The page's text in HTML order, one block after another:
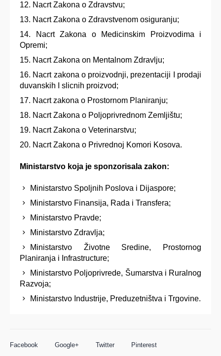
Nacrt Zakona o Zdravstvu;
Nacrt Zakona o Zdravstvenom osiguranju;
Nacrt Zakona o Medicinskim Proizvodima i
Opremi;
Nacrt Zakona on Mentalnom Zdravlju;
Nacrt zakona o proizvodnji, prezentaciji I prodaji
duvanskih I slicnih proizvod;
Nacrt zakona o Prostornom Planiranju;
Nacrt Zakona o Poljoprivrednom Zemljištu;
Nacrt Zakona o Veterinarstvu;
Nacrt Zakona o Privrednoj Komori Kosova.
Ministarstvo koja je sponzorisala zakon:
Ministarstvo Spoljnih Poslova i Dijaspore;
Ministarstvo Finansija, Rada i Transfera;
Ministarstvo Pravde;
Ministarstvo Zdravlja;
Ministarstvo Životne Sredine, Prostornog
Planiranja i Infrastructure;
Ministarstvo Poljoprivrede, Šumarstva i Ruralnog
Razvoja;
Ministarstvo Industrije, Preduzetništva i Trgovine.
Facebook Google+ Twitter Pinterest